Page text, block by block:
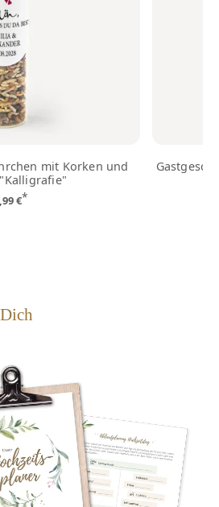
mit Korken und
€*